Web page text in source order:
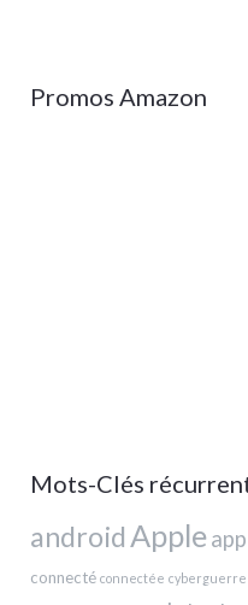
Promos Amazon
Mots-Clés
android Apple
connecté connectée cyberguerre